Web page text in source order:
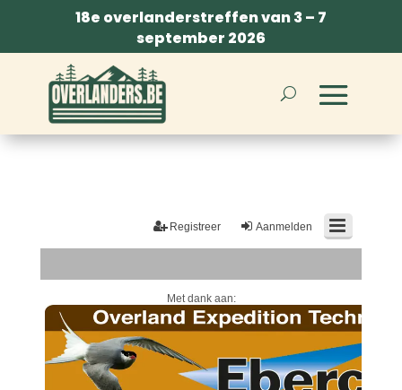
18e overlanderstreffen van 3 – 7
september 2026